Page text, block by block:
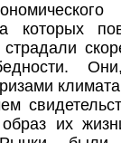
которых
их